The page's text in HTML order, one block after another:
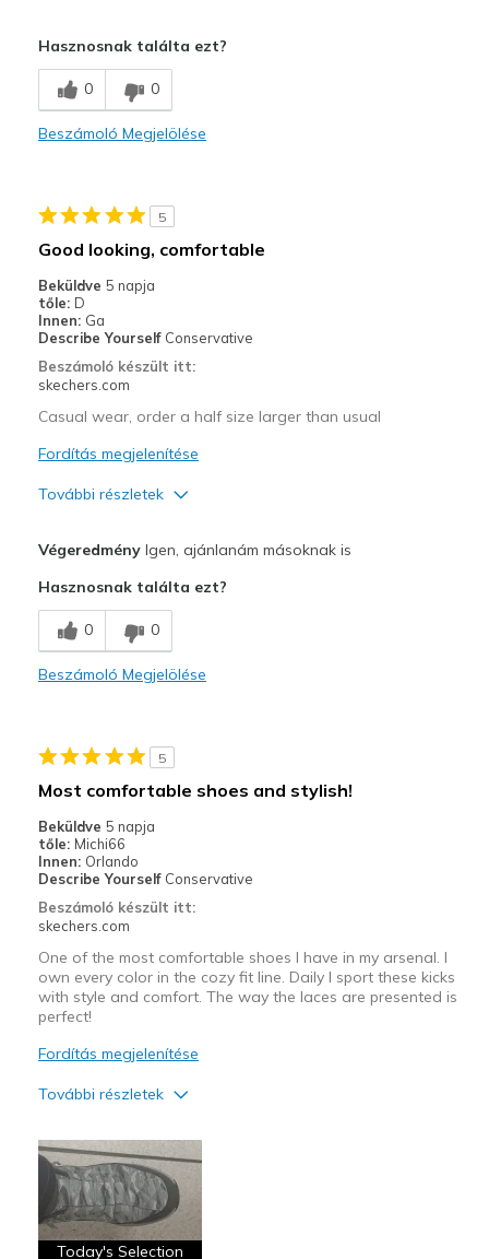
Breathe Well
Comfortable
Stylish
Casual Wear
Travel
Width
Sizing
Feels true to size
Hasznosnak találta ezt?
0 0
Beszámoló Megjelölése
5
Good looking, comfortable
Beküldve 5 napja
tőle: D
Innen: Ga
Describe Yourself Conservative
Beszámoló készült itt:
skechers.com
Casual wear, order a half size larger than usual
Fordítás megjelenítése
További részletek
Comfortable
Stylish
Travel
Width
Sizing
View On Shoes
Shoes are for Wearing
VégeredményIgen, ajánlanám másoknak is
Hasznosnak találta ezt?
0 0
Beszámoló Megjelölése
5
Most comfortable shoes and stylish!
Beküldve 5 napja
tőle: Michi66
Innen: Orlando
Describe Yourself Conservative
Beszámoló készült itt:
skechers.com
One of the most comfortable shoes I have in my arsenal. I
own every color in the cozy fit line. Daily I sport these kicks
with style and comfort. The way the laces are presented is
perfect!
Fordítás megjelenítése
További részletek
Attractive Design
Breathe Well
Comfortable
Today's Selection